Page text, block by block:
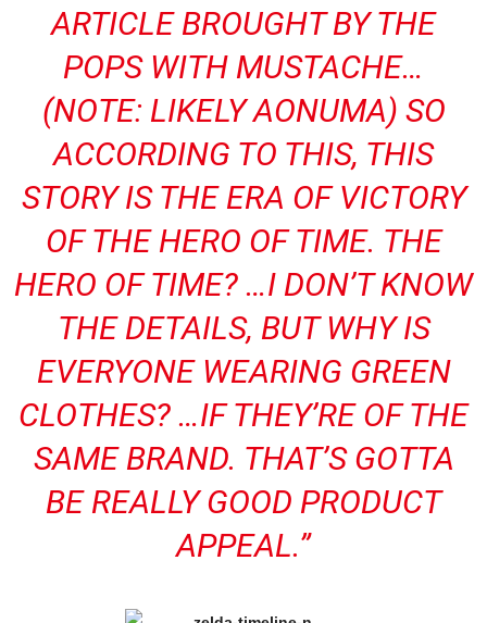
ARTICLE BROUGHT BY THE
POPS WITH MUSTACHE…
(NOTE: LIKELY AONUMA) SO
ACCORDING TO THIS, THIS
STORY IS THE ERA OF VICTORY
OF THE HERO OF TIME. THE
HERO OF TIME? …I DON’T KNOW
THE DETAILS, BUT WHY IS
EVERYONE WEARING GREEN
CLOTHES? …IF THEY’RE OF THE
SAME BRAND. THAT’S GOTTA
BE REALLY GOOD PRODUCT
APPEAL.”